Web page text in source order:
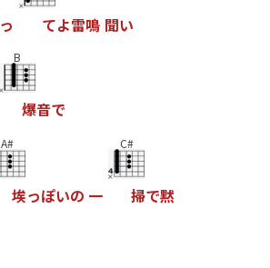
っ てよ雷鳴 聞い
B
爆音で
A#
埃っぽいの 一
C#
掃で黙